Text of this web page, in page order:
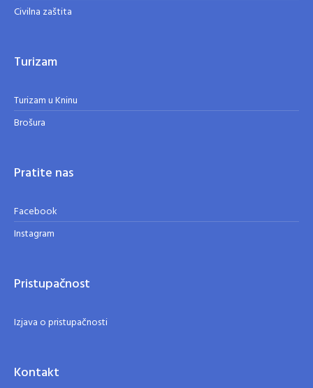
Civilna zaštita
Turizam
Turizam u Kninu
Brošura
Pratite nas
Facebook
Instagram
Pristupačnost
Izjava o pristupačnosti
Kontakt